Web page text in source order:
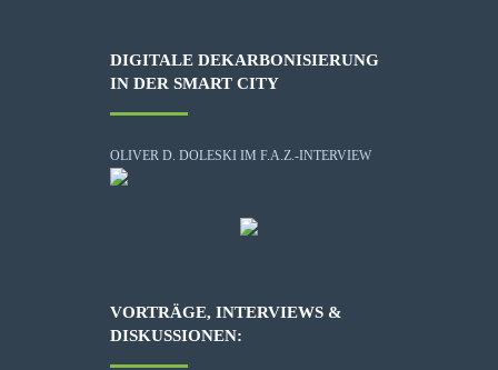
DIGITALE DEKARBONISIERUNG
IN DER SMART CITY
OLIVER D. DOLESKI IM F.A.Z.-INTERVIEW
VORTRÄGE, INTERVIEWS &
DISKUSSIONEN: